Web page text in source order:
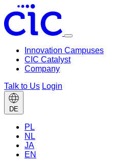
Toggle
menu
Innovation Campuses
CIC Catalyst
Company
Talk to Us Login
DE
language
PL
NL
JA
EN